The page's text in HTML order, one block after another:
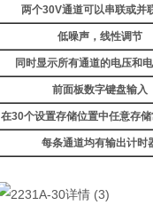
两个30V通道可以串联或并
低噪声，线性调节
同时显示所有通道的电压和
前面板数字键盘输入
在30个设置存储位置中任意存
每条通道均有输出计时